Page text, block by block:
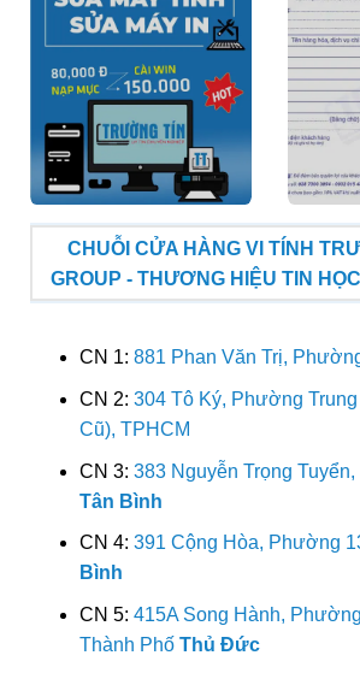
CHUỖI CỬA HÀNG VI TÍNH
GROUP - THƯƠNG HIỆU TIN
CN 1: 881 Phan Văn Trị,
CN 2: 304 Tô Ký, Phường
Cũ), TPHCM
CN 3: 383 Nguyễn Trọng
Tân Bình
CN 4: 391 Cộng Hòa, Phường
Bình
CN 5: 415A Song Hành,
Thành Phố Thủ Đức